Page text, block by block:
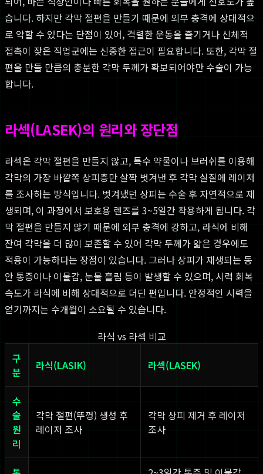
습니다. 하지만 각막 절편을 만들기 때문에 외부 충격에 상대적으
로 약할 수 있다는 단점이 있어, 격렬한 운동을 즐기거나 신체적
접촉이 잦은 직업군에는 신중한 접근이 필요합니다. 또한, 각막 절
편을 만들 만큼의 충분한 각막 두께가 확보되어야만 수술이 가능
합니다.
라섹(LASEK)의 원리와 장단점
라섹은 각막 절편을 만들지 않고, 특수 약물이나 브러쉬를 이용해
각막의 가장 바깥쪽 상피층만 살짝 벗겨낸 후 각막 실질에 레이저
를 조사하는 방식입니다. 벗겨냈던 상피는 수술 후 자연적으로 재
생되며, 이 과정에서 보호용 렌즈를 3~5일간 착용하게 됩니다. 각
막 절편을 만들지 않기 때문에 외부 충격에 강하고, 라식에 비해
잔여 각막을 더 많이 보존할 수 있어 각막 두께가 얇은 경우에도
적용이 가능하다는 장점이 있습니다. 그러나 상피가 재생되는 동
안 통증이나 이물감, 눈물 흘림 등이 발생할 수 있으며, 시력 회복
속도가 라식에 비해 상대적으로 더딘 편입니다. 안정적인 시력을
얻기까지는 수개월이 소요될 수 있습니다.
라식 vs 라섹 비교
구
분
라식(LASIK) 라섹(LASEK)
수
술
원
리
각막 절편(뚜껑) 생성 후
레이저 조사
각막 상피 제거 후 레이저
조사